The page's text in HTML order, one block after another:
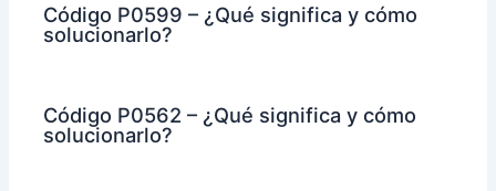
Código P0599 – ¿Qué significa y cómo
solucionarlo?
Código P0562 – ¿Qué significa y cómo
solucionarlo?